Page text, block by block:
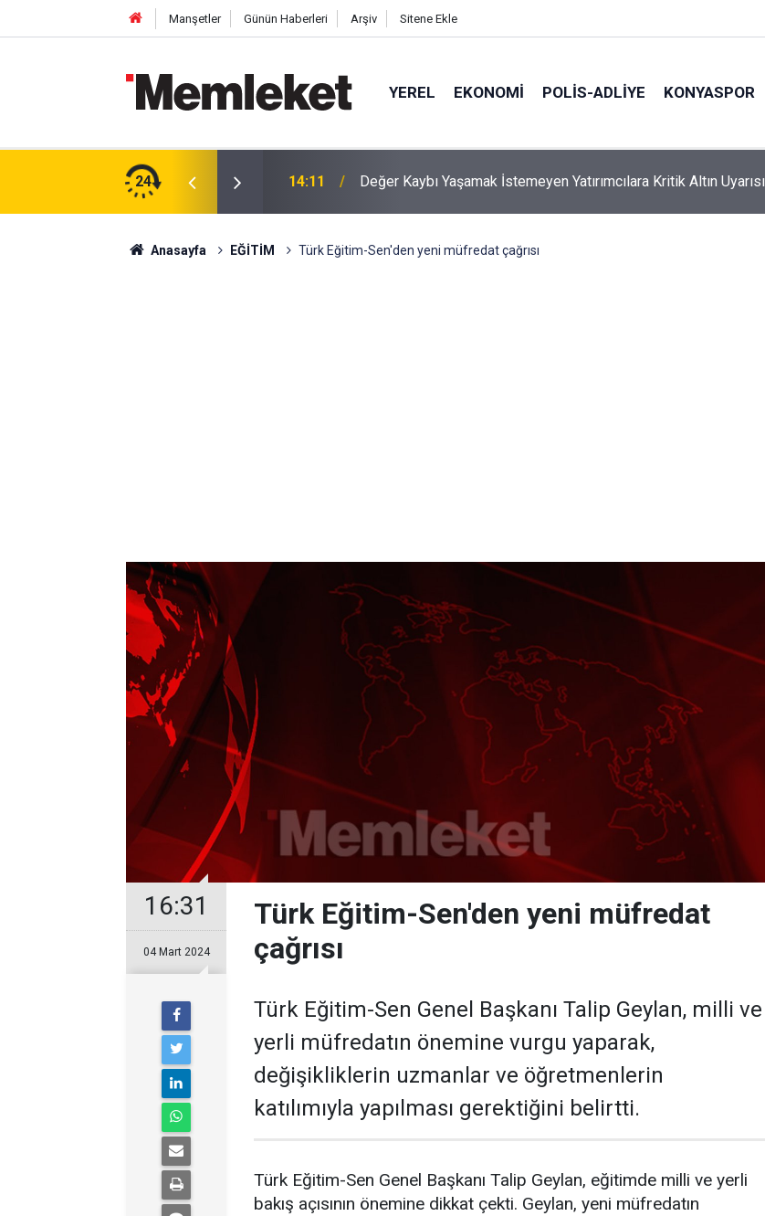
Manşetler Günün Haberleri Arşiv Sitene Ekle
YEREL EKONOMI POLİS-ADLİYE KONYASPOR
24
Meclis’i Savunuyoruz! 14:11 Değer Kaybı Yaşamak İstemeyen Yatırımcılara Kritik Altın Uyarısı
Anasayfa EĞİTİM Türk Eğitim-Sen'den yeni müfredat çağrısı
16:31
04 Mart 2024
Türk Eğitim-Sen'den yeni müfredat
çağrısı
Türk Eğitim-Sen Genel Başkanı Talip Geylan, milli ve
yerli müfredatın önemine vurgu yaparak,
değişikliklerin uzmanlar ve öğretmenlerin
katılımıyla yapılması gerektiğini belirtti.
Türk Eğitim-Sen Genel Başkanı Talip Geylan, eğitimde milli ve yerli
bakış açısının önemine dikkat çekti. Geylan, yeni müfredatın